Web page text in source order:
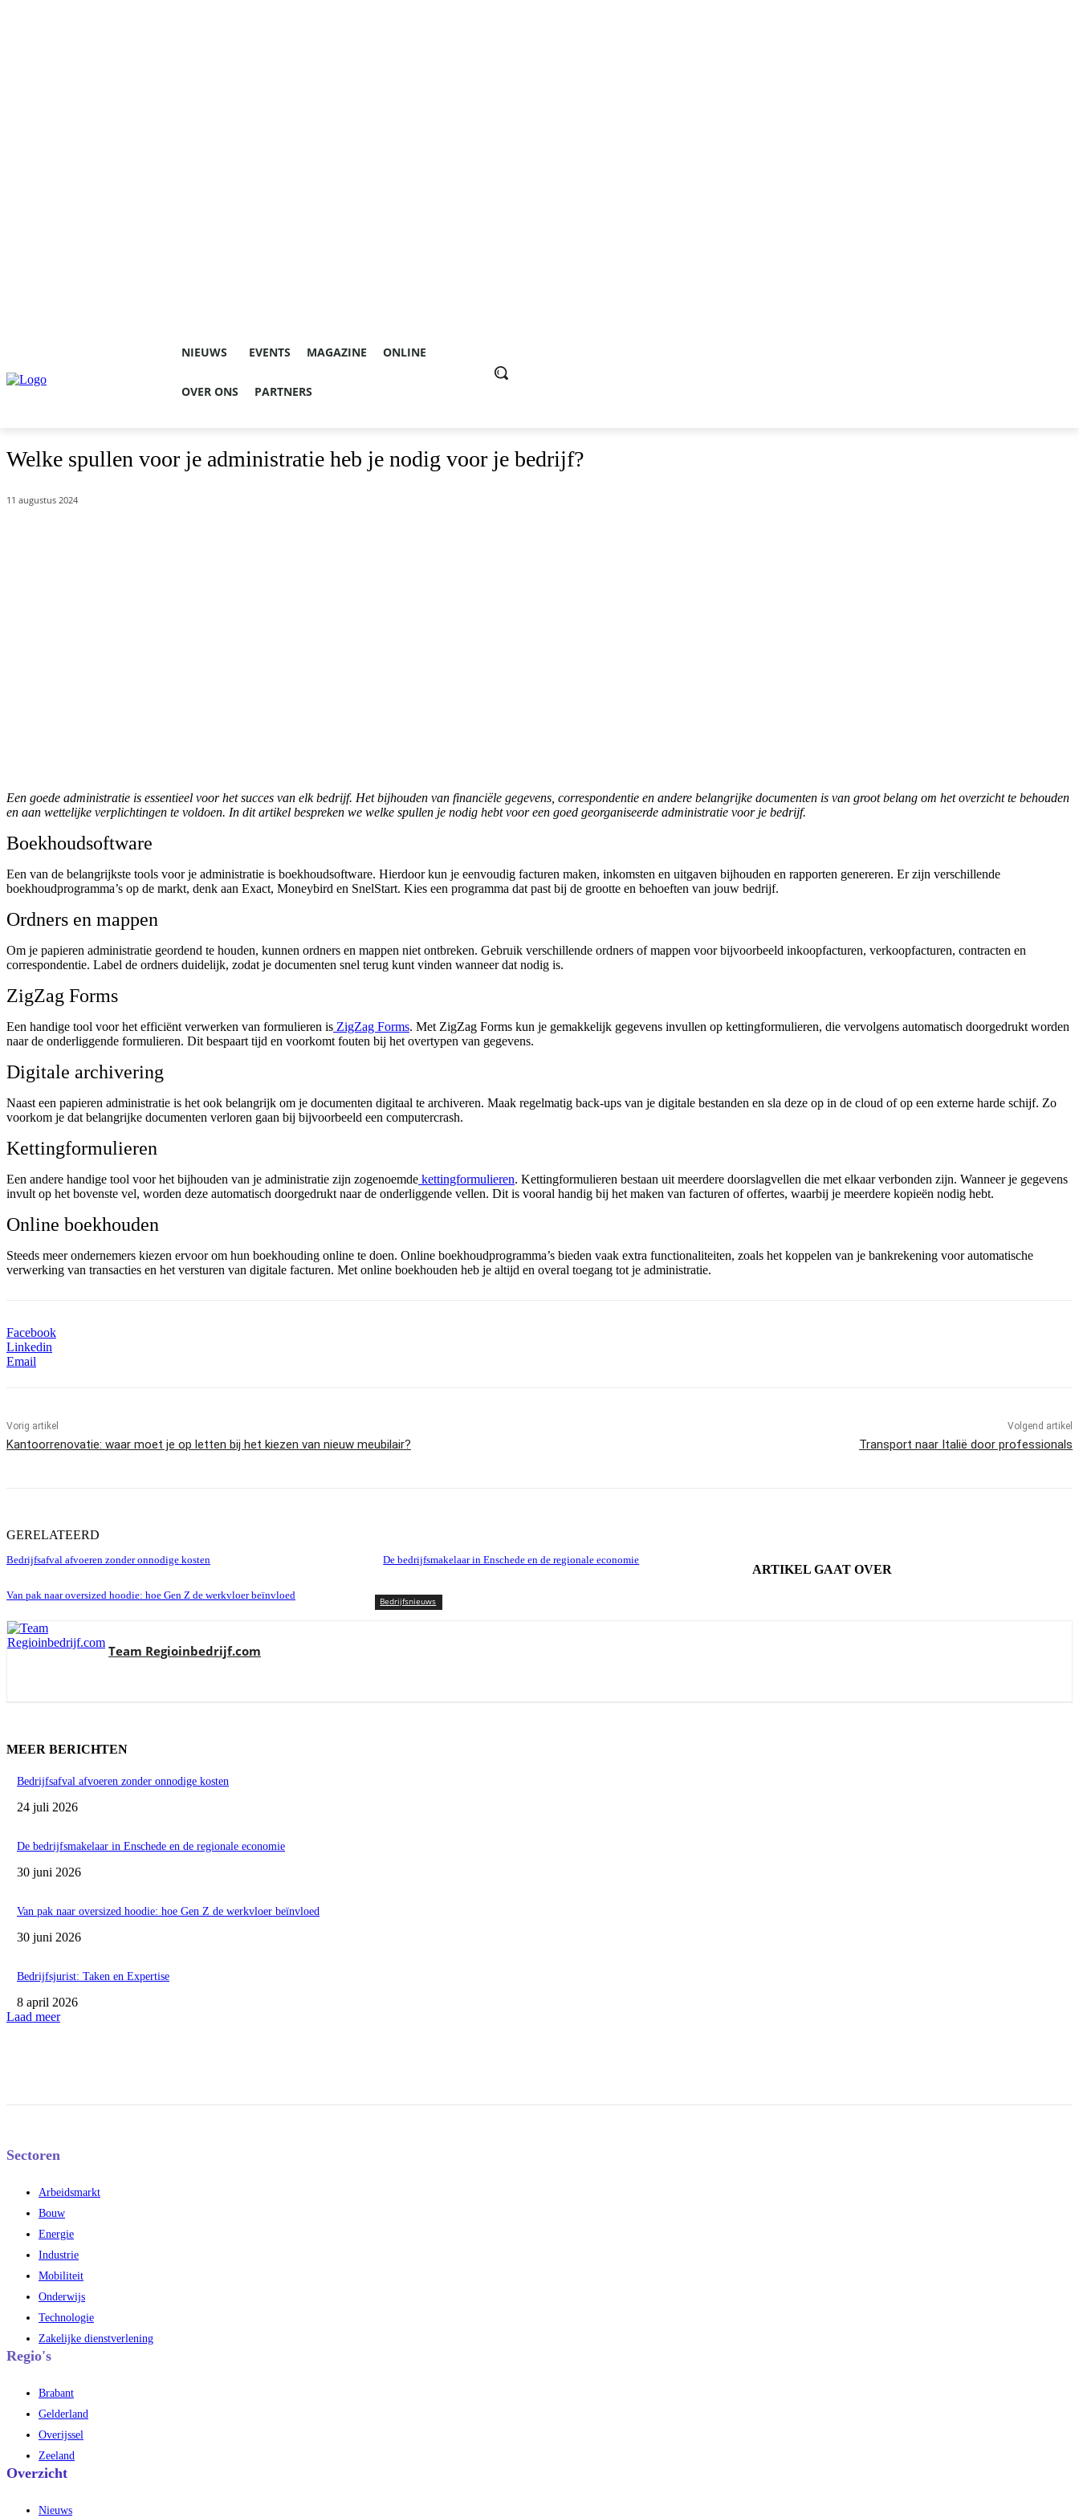
NIEUWS EVENTS MAGAZINE ONLINE
OVER ONS PARTNERS
Welke spullen voor je administratie heb je nodig voor je bedrijf?
11 augustus 2024
Een goede administratie is essentieel voor het succes van elk bedrijf. Het bijhouden van financiële gegevens, correspondentie en andere belangrijke documenten is van groot belang om het overzicht te behouden
en aan wettelijke verplichtingen te voldoen. In dit artikel bespreken we welke spullen je nodig hebt voor een goed georganiseerde administratie voor je bedrijf.
Boekhoudsoftware
Een van de belangrijkste tools voor je administratie is boekhoudsoftware. Hierdoor kun je eenvoudig facturen maken, inkomsten en uitgaven bijhouden en rapporten genereren. Er zijn verschillende
boekhoudprogramma’s op de markt, denk aan Exact, Moneybird en SnelStart. Kies een programma dat past bij de grootte en behoeften van jouw bedrijf.
Ordners en mappen
Om je papieren administratie geordend te houden, kunnen ordners en mappen niet ontbreken. Gebruik verschillende ordners of mappen voor bijvoorbeeld inkoopfacturen, verkoopfacturen, contracten en
correspondentie. Label de ordners duidelijk, zodat je documenten snel terug kunt vinden wanneer dat nodig is.
ZigZag Forms
Een handige tool voor het efficiënt verwerken van formulieren is ZigZag Forms. Met ZigZag Forms kun je gemakkelijk gegevens invullen op kettingformulieren, die vervolgens automatisch doorgedrukt worden
naar de onderliggende formulieren. Dit bespaart tijd en voorkomt fouten bij het overtypen van gegevens.
Digitale archivering
Naast een papieren administratie is het ook belangrijk om je documenten digitaal te archiveren. Maak regelmatig back-ups van je digitale bestanden en sla deze op in de cloud of op een externe harde schijf. Zo
voorkom je dat belangrijke documenten verloren gaan bij bijvoorbeeld een computercrash.
Kettingformulieren
Een andere handige tool voor het bijhouden van je administratie zijn zogenoemde kettingformulieren. Kettingformulieren bestaan uit meerdere doorslagvellen die met elkaar verbonden zijn. Wanneer je gegevens
invult op het bovenste vel, worden deze automatisch doorgedrukt naar de onderliggende vellen. Dit is vooral handig bij het maken van facturen of offertes, waarbij je meerdere kopieën nodig hebt.
Online boekhouden
Steeds meer ondernemers kiezen ervoor om hun boekhouding online te doen. Online boekhoudprogramma’s bieden vaak extra functionaliteiten, zoals het koppelen van je bankrekening voor automatische
verwerking van transacties en het versturen van digitale facturen. Met online boekhouden heb je altijd en overal toegang tot je administratie.
Facebook
Linkedin
Email
Vorig artikel
Kantoorrenovatie: waar moet je op letten bij het kiezen van nieuw meubilair?
Volgend artikel
Transport naar Italië door professionals
GERELATEERD
Bedrijfsafval afvoeren zonder onnodige kosten De bedrijfsmakelaar in Enschede en de regionale economie
Van pak naar oversized hoodie: hoe Gen Z de werkvloer beïnvloed
ARTIKEL GAAT OVER
Bedrijfsnieuws
Team Regioinbedrijf.com
MEER BERICHTEN
Bedrijfsafval afvoeren zonder onnodige kosten
24 juli 2026
De bedrijfsmakelaar in Enschede en de regionale economie
30 juni 2026
Van pak naar oversized hoodie: hoe Gen Z de werkvloer beïnvloed
30 juni 2026
Bedrijfsjurist: Taken en Expertise
8 april 2026
Laad meer
Sectoren
Arbeidsmarkt
Bouw
Energie
Industrie
Mobiliteit
Onderwijs
Technologie
Zakelijke dienstverlening
Regio's
Brabant
Gelderland
Overijssel
Zeeland
Overzicht
Nieuws